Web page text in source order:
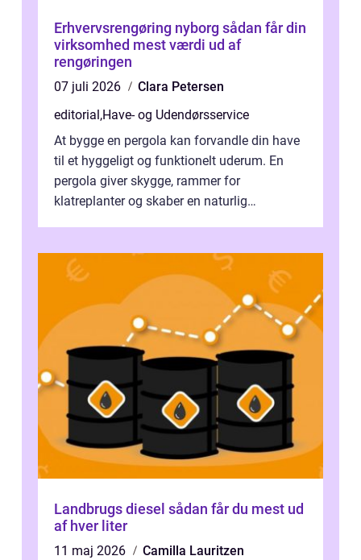
Erhvervsrengøring nyborg sådan får din
virksomhed mest værdi ud af
rengøringen
07 juli 2026
Clara Petersen
editorial ,Have- og Udendørsservice
At bygge en pergola kan forvandle din have
til et hyggeligt og funktionelt uderum. En
pergola giver skygge, rammer for
klatreplanter og skaber en naturlig
Landbrugs diesel sådan får du mest ud
af hver liter
11 maj 2026
Camilla Lauritzen